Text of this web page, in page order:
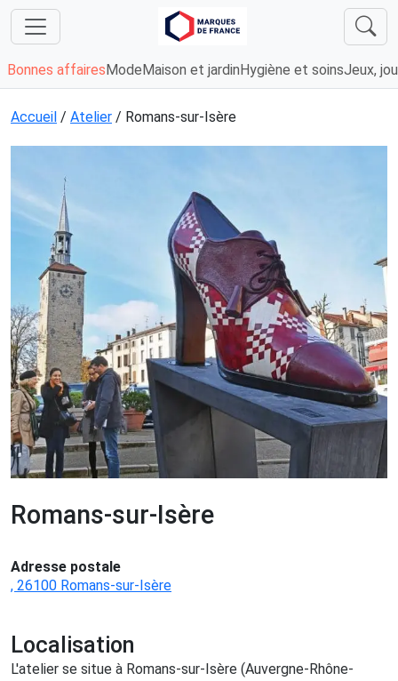
Bonnes affaires Mode Maison et jardin Hygiène et soinsJeux,
Accueil / Atelier / Romans-sur-Isère
Romans-sur-Isère
Adresse postale
, 26100 Romans-sur-Isère
Localisation
L'atelier se situe à Romans-sur-Isère (Auvergne-Rhône-